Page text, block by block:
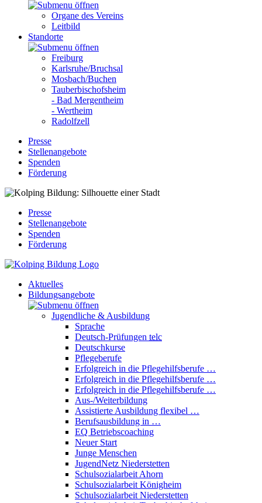
Organe des Vereins
Leitbild
Standorte
Freiburg
Karlsruhe/Bruchsal
Mosbach/Buchen
Tauberbischofsheim
- Bad Mergentheim
- Wertheim
Radolfzell
Presse
Stellenangebote
Spenden
Förderung
Presse
Stellenangebote
Spenden
Förderung
Aktuelles
Bildungsangebote
Jugendliche & Ausbildung
Sprache
Deutsch-Prüfungen telc
Deutschkurse
Pflegeberufe
Erfolgreich in die Pflegehilfsberufe …
Erfolgreich in die Pflegehilfsberufe …
Erfolgreich in die Pflegehilfsberufe …
Aus-/Weiterbildung
Assistierte Ausbildung flexibel …
Berufsausbildung in …
EQ Betriebscoaching
Neuer Start
Junge Menschen
JugendNetz Niederstetten
Schulsozialarbeit Ahorn
Schulsozialarbeit Königheim
Schulsozialarbeit Niederstetten